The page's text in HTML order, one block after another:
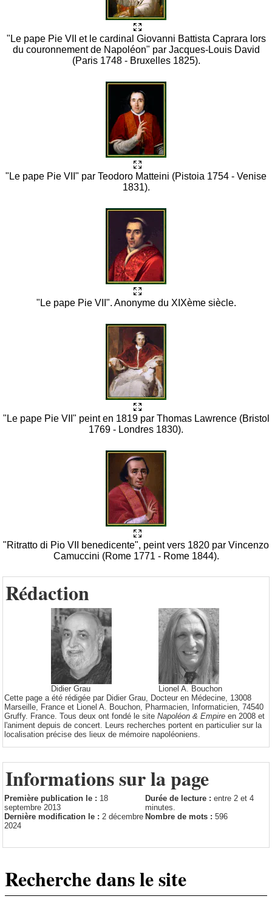
"Le pape Pie VII et le cardinal Giovanni Battista Caprara lors
du couronnement de Napoléon" par Jacques-Louis David
(Paris 1748 - Bruxelles 1825).
"Le pape Pie VII" par Teodoro Matteini (Pistoia 1754 - Venise
1831).
"Le pape Pie VII". Anonyme du XIXème siècle.
"Le pape Pie VII" peint en 1819 par Thomas Lawrence (Bristol
1769 - Londres 1830).
"Ritratto di Pio VII benedicente", peint vers 1820 par Vincenzo
Camuccini (Rome 1771 - Rome 1844).
Rédaction
Didier Grau
Lionel A. Bouchon
Cette page a été rédigée par Didier Grau, Docteur en Médecine, 13008
Marseille, France et Lionel A. Bouchon, Pharmacien, Informaticien, 74540
Gruffy. France. Tous deux ont fondé le site Napoléon & Empire en 2008 et
l'animent depuis de concert. Leurs recherches portent en particulier sur la
localisation précise des lieux de mémoire napoléoniens.
Informations sur la page
Première publication le : 18
septembre 2013
Durée de lecture : entre 2 et 4
minutes.
Dernière modification le : 2 décembre
2024
Nombre de mots : 596
Recherche dans le site